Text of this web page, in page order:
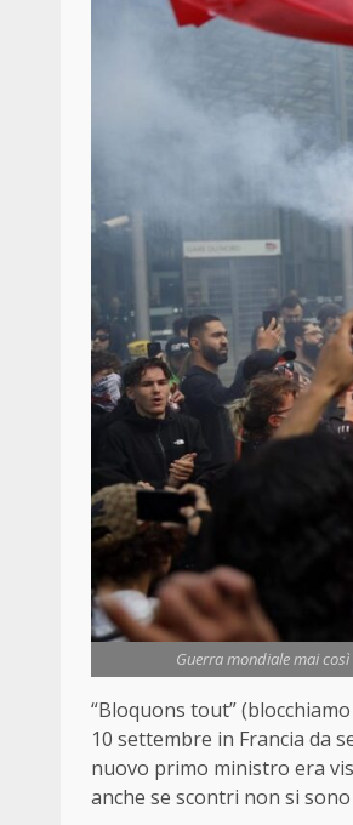
Guerra mondiale mai
“Bloquons tout”
10 settembre in Francia da
nuovo primo ministro era
anche se scontri non si